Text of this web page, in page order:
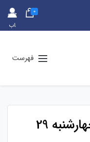
حس
اب
0
فهرست
تحلیل تکنیکال طلا؛ چهارشنبه 29